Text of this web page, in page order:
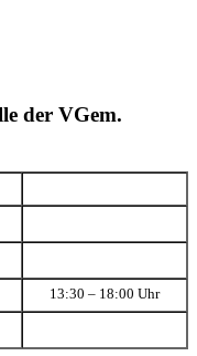
der VGem.
13:30 – 18:00 Uhr